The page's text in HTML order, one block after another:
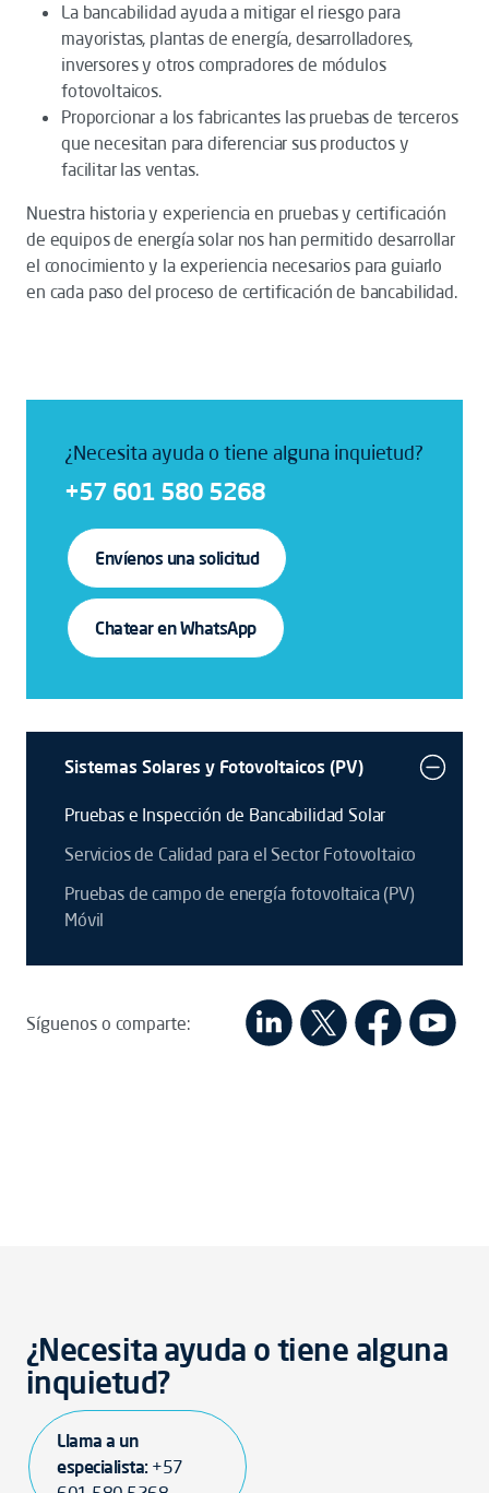
La bancabilidad ayuda a mitigar el riesgo para
mayoristas, plantas de energía, desarrolladores,
inversores y otros compradores de módulos
fotovoltaicos.
Proporcionar a los fabricantes las pruebas de terceros
que necesitan para diferenciar sus productos y
facilitar las ventas.
Nuestra historia y experiencia en pruebas y certificación
de equipos de energía solar nos han permitido desarrollar
el conocimiento y la experiencia necesarios para guiarlo
en cada paso del proceso de certificación de bancabilidad.
¿Necesita ayuda o tiene alguna inquietud?
+57 601 580 5268
Envíenos una solicitud
Chatear en WhatsApp
Sistemas Solares y Fotovoltaicos (PV)
Pruebas e Inspección de Bancabilidad Solar
Servicios de Calidad para el Sector Fotovoltaico
Pruebas de campo de energía fotovoltaica (PV)
Móvil
Síguenos o comparte:
¿Necesita ayuda o tiene alguna
inquietud?
Llama a un
especialista: +57